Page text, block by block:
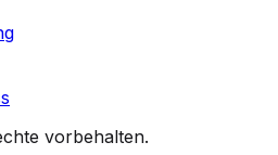
vorbehalten.